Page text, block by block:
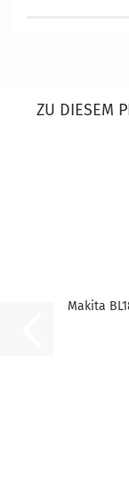
ZU DIESEM
Makita